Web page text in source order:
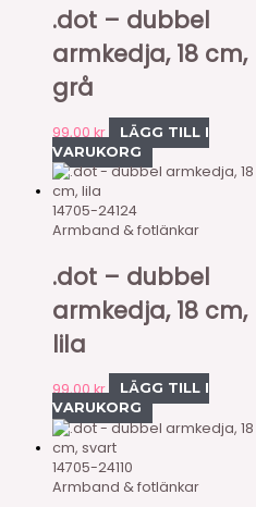
.dot – dubbel
armkedja, 18 cm,
grå
99,00 kr
LÄGG TILL I
VARUKORG
14705-24124
Armband & fotlänkar
.dot – dubbel
armkedja, 18 cm,
lila
99,00kr
LÄGG TILL I
VARUKORG
14705-24110
Armband & fotlänkar